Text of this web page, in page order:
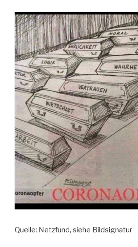
Quelle: Netzfund, siehe Bildsignatur